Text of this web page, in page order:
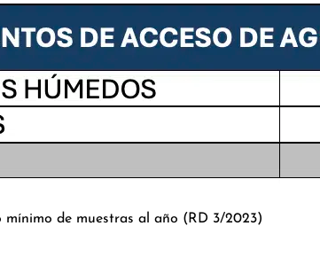
mínimo de muestras al año (RD 3/2023)